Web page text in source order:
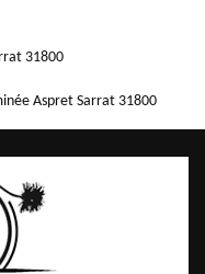
31800
Aspret Sarrat 31800